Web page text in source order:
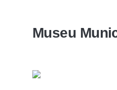
Museu